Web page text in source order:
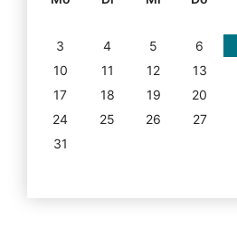
3
4 5 6
10
11 12 13
17
18 19 20
24
25 26 27
31